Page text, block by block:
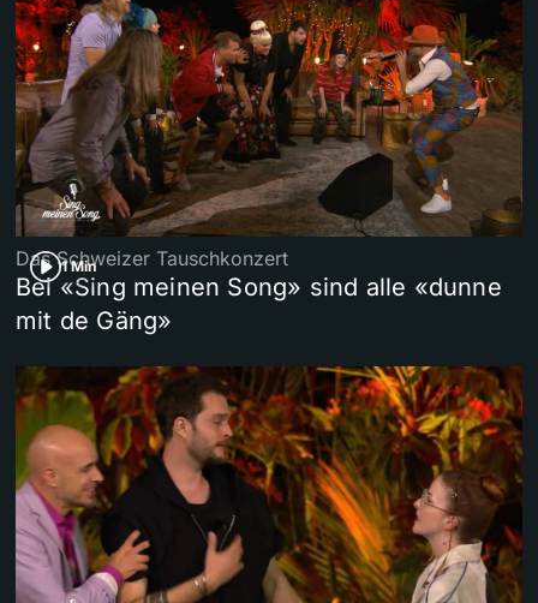
1 Min
Das Schweizer Tauschkonzert
Bei «Sing meinen Song» sind alle «dunne
mit de Gäng»